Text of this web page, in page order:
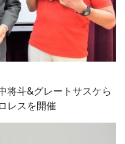
将斗&グレートサスケら
レスを開催